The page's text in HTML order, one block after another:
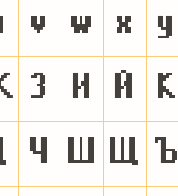
v w x y
З И Й К
Ч Ш Щ Ъ